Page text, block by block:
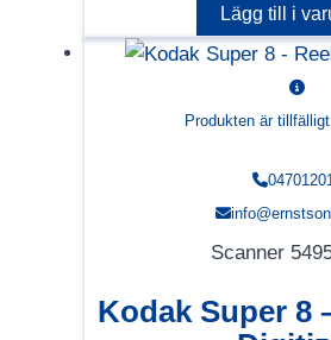
Lägg till i
Produkten är
Scanner
Kodak Super 8